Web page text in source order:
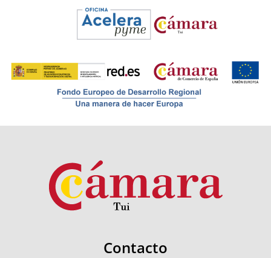
Contacto